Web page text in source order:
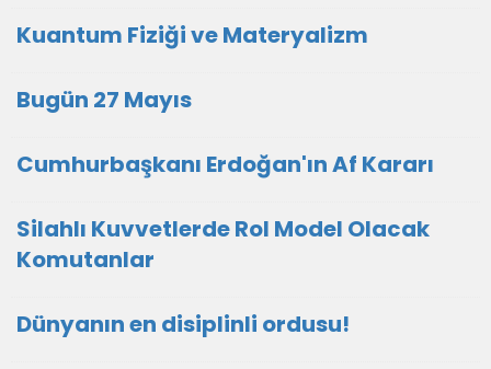
Kuantum Fiziği ve Materyalizm
Bugün 27 Mayıs
Cumhurbaşkanı Erdoğan'ın Af Kararı
Silahlı Kuvvetlerde Rol Model Olacak
Komutanlar
Dünyanın en disiplinli ordusu!